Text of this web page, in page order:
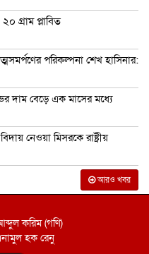
গ্রাম প্লাবিত
পরিকল্পনা শেখ হাসিনার:
দাম বেড়ে এক মাসের মধ্যে
নেওয়া মিসরকে রাষ্ট্রীয়
আরও খবর
করিম (গণি)
হক রেনু